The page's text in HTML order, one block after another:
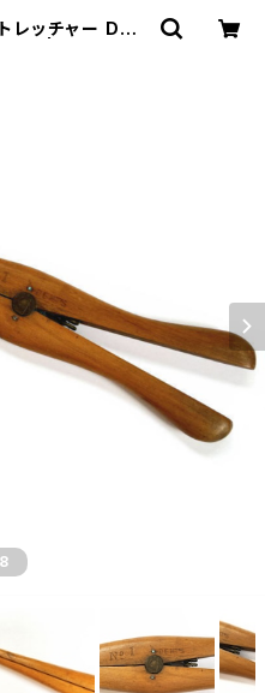
レッチャー DEN